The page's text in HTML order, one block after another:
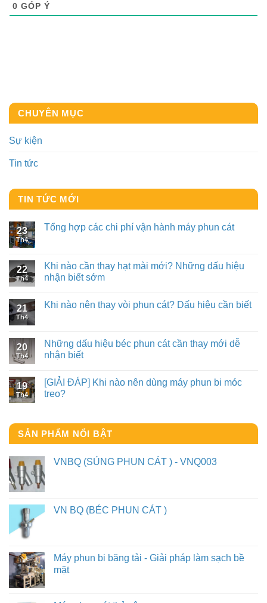
0 GÓP Ý
CHUYÊN MỤC
Sự kiện
Tin tức
TIN TỨC MỚI
23
Th4
Tổng hợp các chi phí vận hành máy phun cát
22
Th4
Khi nào cần thay hạt mài mới? Những dấu hiệu
nhận biết sớm
21
Th4
Khi nào nên thay vòi phun cát? Dấu hiệu cần biết
20
Th4
Những dấu hiệu béc phun cát cần thay mới dễ
nhận biết
19
Th4
[GIẢI ĐÁP] Khi nào nên dùng máy phun bi móc
treo?
SẢN PHẨM NỔI BẬT
VNBQ (SÚNG PHUN CÁT ) - VNQ003
VN BQ (BÉC PHUN CÁT )
Máy phun bi băng tải - Giải pháp làm sạch bề
mặt